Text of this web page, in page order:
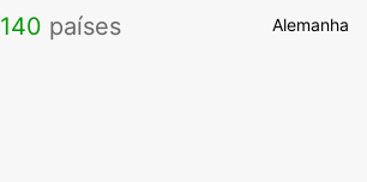
140 países
Alemanha